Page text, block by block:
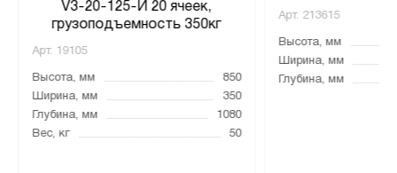
V3-20-125-И 20 ячеек,
грузоподъемность 350кг
Арт. 19105
Высота, мм
850
Ширина, мм
350
Глубина, мм
1080
Вес, кг
50
Арт. 213615
Высота, мм
Ширина, мм
Глубина, мм